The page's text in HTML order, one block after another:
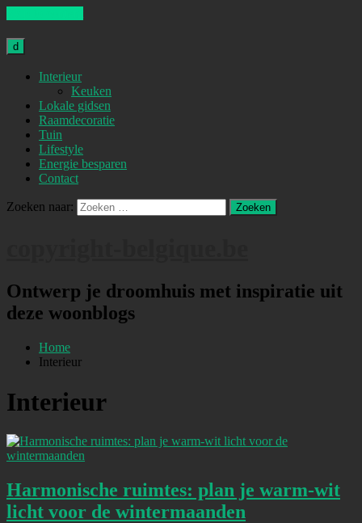
d
Interieur
Keuken
Lokale gidsen
Raamdecoratie
Tuin
Lifestyle
Energie besparen
Contact
Zoeken naar:
Ontwerp je droomhuis met inspiratie uit
deze woonblogs
Home
Interieur
Interieur
Harmonische ruimtes: plan je warm-wit
licht voor de wintermaanden